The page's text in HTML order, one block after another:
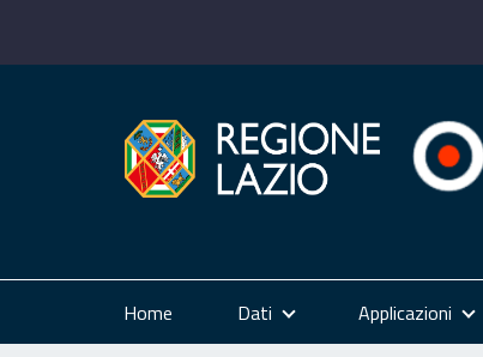
Home Dati Applicazioni